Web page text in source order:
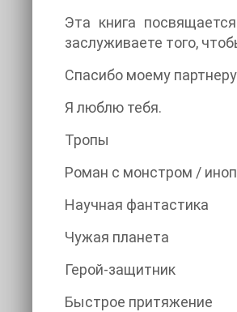
Эта книга
заслуживаете того,
Спасибо моему
Я люблю тебя.
Тропы
Роман с монстром /
Научная фантастика
Чужая планета
Герой-защитник
Быстрое притяжение